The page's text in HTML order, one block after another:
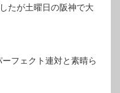
たが土曜日の阪神で大
フェクト連対と素晴ら